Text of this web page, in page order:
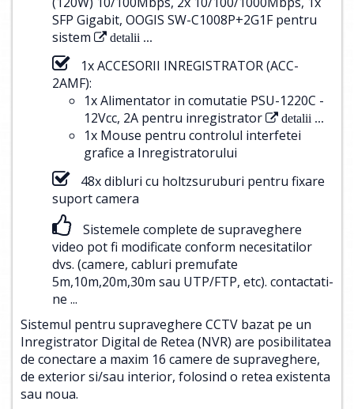
SFP Gigabit, OOGIS SW-C1008P+2G1F pentru
sistem
detalii ...
1x ACCESORII INREGISTRATOR (ACC-
2AMF):
1x Alimentator in comutatie PSU-1220C -
12Vcc, 2A pentru inregistrator
detalii ...
1x Mouse pentru controlul interfetei
grafice a Inregistratorului
48x dibluri cu holtzsuruburi pentru fixare
suport camera
Sistemele complete de supraveghere
video pot fi modificate conform necesitatilor
dvs. (camere, cabluri premufate
5m,10m,20m,30m sau UTP/FTP, etc). contactati-
ne ...
Sistemul pentru supraveghere CCTV bazat pe un
Inregistrator Digital de Retea (NVR) are posibilitatea
de conectare a maxim 16 camere de supraveghere,
de exterior si/sau interior, folosind o retea existenta
sau noua.